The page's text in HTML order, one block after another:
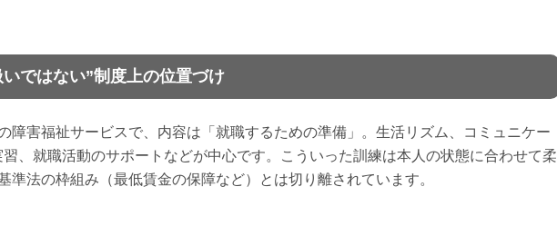
ではない”制度上の位置づけ
障害福祉サービスで、内容は「就職するための準備」。生活リズム、コミュニケー
、就職活動のサポートなどが中心です。こういった訓練は本人の状態に合わせて柔
準法の枠組み（最低賃金の保障など）とは切り離されています。